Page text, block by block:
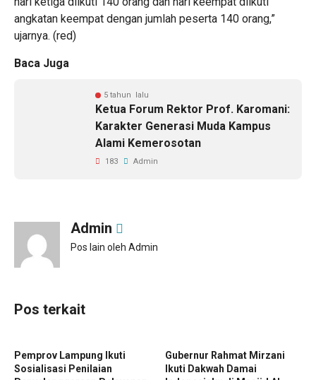
angkatan keempat dengan jumlah peserta 140 orang,”
ujarnya. (red)
Baca Juga
5 tahun lalu
Ketua Forum Rektor Prof. Karomani:
Karakter Generasi Muda Kampus
Alami Kemerosotan
183 Admin
Admin
Pos lain oleh Admin
Pos terkait
Pemprov Lampung Ikuti
Sosialisasi Penilaian
‎Gubernur Rahmat Mirzani
Ikuti Dakwah Damai